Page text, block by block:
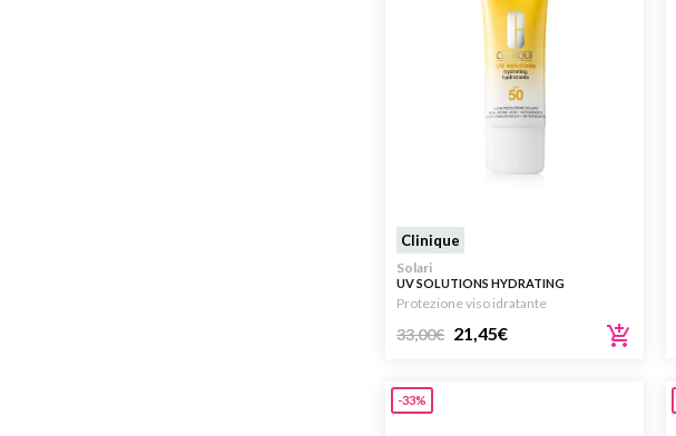
Clinique
Solari
UV SOLUTIONS HYDRATING
SUNSCREEN SPF 50 40ML
Protezione viso idratante
33,00€ 21,45€
-33%